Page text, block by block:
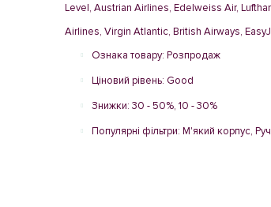
Level, Austrian Airlines, Edelweiss Air,
Airlines, Virgin Atlantic, British Airways,
Ознака товару: Розпродаж
Ціновий рівень: Good
Знижки: 30 - 50%, 10 - 30%
Популярні фільтри: М'який корпус,